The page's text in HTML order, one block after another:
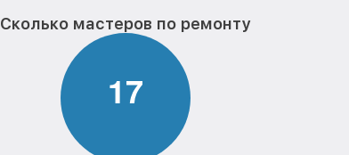
Сколько мастеров по ремонту
17